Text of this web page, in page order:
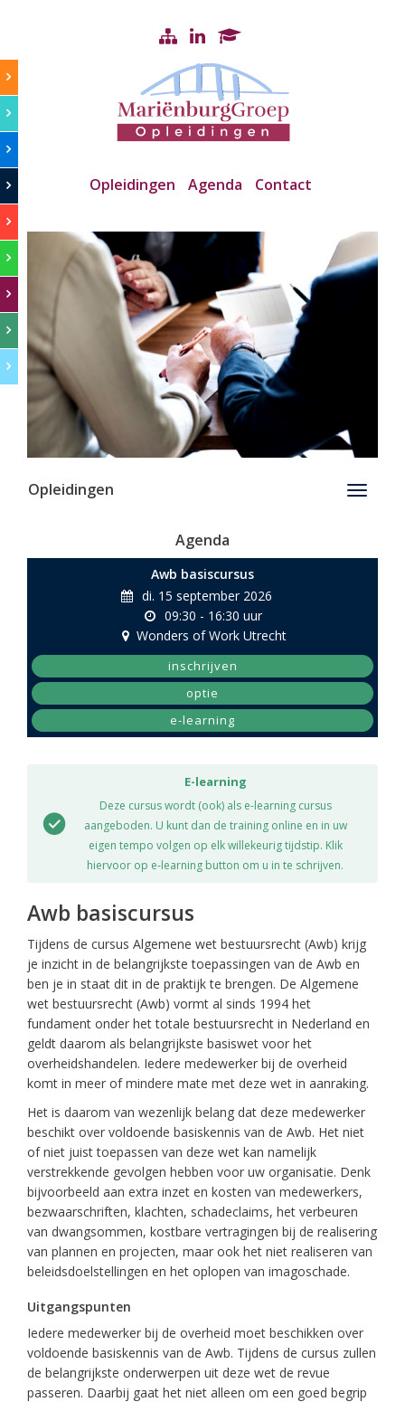
Opleidingen Agenda Contact
Toggle
Opleidingen
Agenda
Awb basiscursus
di. 15 september 2026
09:30 - 16:30 uur
Wonders of Work Utrecht
inschrijven
optie
e-learning
E-learning
Deze cursus wordt (ook) als e-learning cursus
aangeboden. U kunt dan de training online en in uw
eigen tempo volgen op elk willekeurig tijdstip. Klik
hiervoor op e-learning button om u in te schrijven.
Awb basiscursus
Tijdens de cursus Algemene wet bestuursrecht (Awb) krijg
je inzicht in de belangrijkste toepassingen van de Awb en
ben je in staat dit in de praktijk te brengen. De Algemene
wet bestuursrecht (Awb) vormt al sinds 1994 het
fundament onder het totale bestuursrecht in Nederland en
geldt daarom als belangrijkste basiswet voor het
overheidshandelen. Iedere medewerker bij de overheid
komt in meer of mindere mate met deze wet in aanraking.
Het is daarom van wezenlijk belang dat deze medewerker
beschikt over voldoende basiskennis van de Awb. Het niet
of niet juist toepassen van deze wet kan namelijk
verstrekkende gevolgen hebben voor uw organisatie. Denk
bijvoorbeeld aan extra inzet en kosten van medewerkers,
bezwaarschriften, klachten, schadeclaims, het verbeuren
van dwangsommen, kostbare vertragingen bij de realisering
van plannen en projecten, maar ook het niet realiseren van
beleidsdoelstellingen en het oplopen van imagoschade.
Uitgangspunten
Iedere medewerker bij de overheid moet beschikken over
voldoende basiskennis van de Awb. Tijdens de cursus zullen
de belangrijkste onderwerpen uit deze wet de revue
passeren. Daarbij gaat het niet alleen om een goed begrip